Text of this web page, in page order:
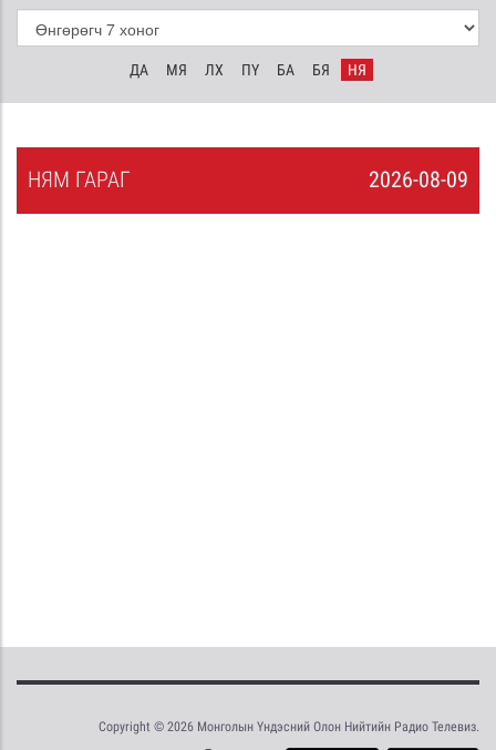
ДА МЯ ЛХ ПҮ БА БЯ НЯ
2026-08-09
НЯМ ГАРАГ
Copyright © 2026 Монголын Үндэсний Олон Нийтийн Радио Телевиз.